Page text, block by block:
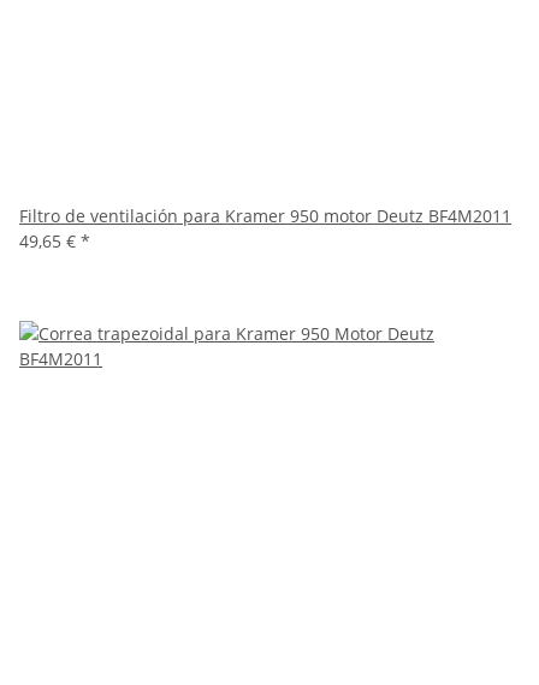
Filtro de ventilación para Kramer 950 motor Deutz BF4M2011
49,65 € *